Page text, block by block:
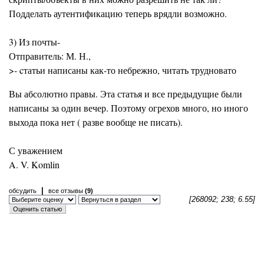
Подделать аутентификацию теперь врядли возможно.
3) Из почты-
Отправитель: М. Н.,
>- cтатьи написаны как-то небрежно, читать трудновато
Вы абсолютно правы. Эта статья и все предыдущие были
написаны за один вечер. Поэтому огрехов много, но иного
выхода пока нет ( разве вообще не писать).
С уважением
A. V. Komlin
обсудить | все отзывы (9)
[268092; 238; 6.55]